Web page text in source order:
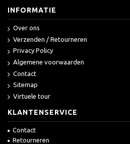
INFORMATIE
Over ons
Verzenden / Retourneren
Privacy Policy
Algemene voorwaarden
Contact
Sitemap
Virtuele tour
KLANTENSERVICE
Contact
Retourneren